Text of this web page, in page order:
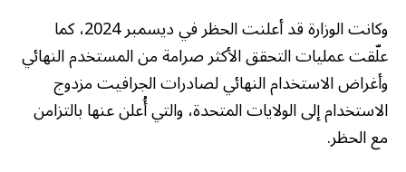
وكانت الوزارة قد أعلنت الحظر في ديسمبر 2024، كما
علّقت عمليات التحقق الأكثر صرامة من المستخدم النهائي
وأغراض الاستخدام النهائي لصادرات الجرافيت مزدوج
الاستخدام إلى الولايات المتحدة، والتي أُعلن عنها بالتزامن
مع الحظر.